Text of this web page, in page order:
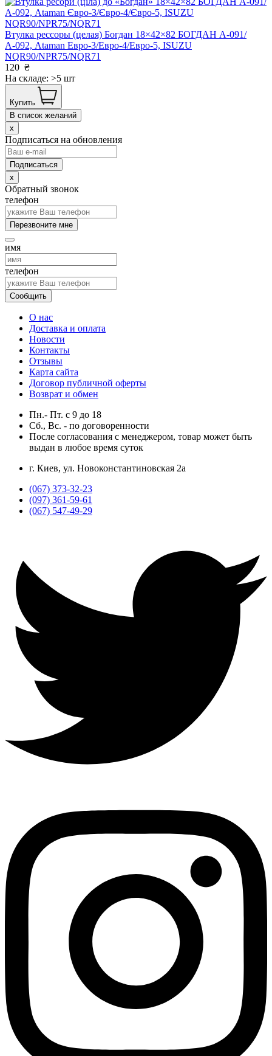
Втулка рессоры (целая) Богдан 18×42×82 БОГДАН А-091/
А-092, Ataman Евро-3/Евро-4/Евро-5, ISUZU
NQR90/NPR75/NQR71
120 ₴
На складе: >5 шт
Купить
В список желаний
x
Подписаться на обновления
x
Обратный звонок
телефон
Перезвоните мне
имя
телефон
Сообщить
О нас
Доставка и оплата
Новости
Контакты
Отзывы
Карта сайта
Договор публичной оферты
Возврат и обмен
Пн.- Пт. с 9 до 18
Сб., Вс. - по договоренности
После согласования с менеджером, товар может быть
выдан в любое время суток
г. Киев, ул. Новоконстантиновская 2а
(067) 373-32-23
(097) 361-59-61
(067) 547-49-29